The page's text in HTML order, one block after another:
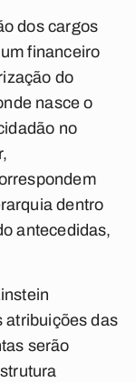
dos cargos
financeiro
do
nasce o
no
dentro
antecedidas,
atribuições das
serão